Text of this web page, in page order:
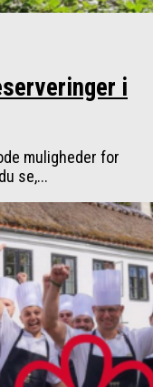
i
muligheder for
se,...